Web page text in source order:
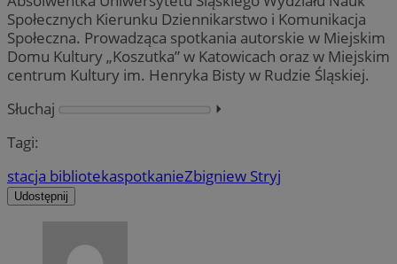
Społecznych Kierunku Dziennikarstwo i Komunikacja
Społeczna. Prowadząca spotkania autorskie w Miejskim
Domu Kultury „Koszutka” w Katowicach oraz w Miejskim
centrum Kultury im. Henryka Bisty w Rudzie Śląskiej.
Słuchaj
⏵︎
Tagi:
stacja bibliotekaspotkanieZbigniew Stryj
Udostępnij